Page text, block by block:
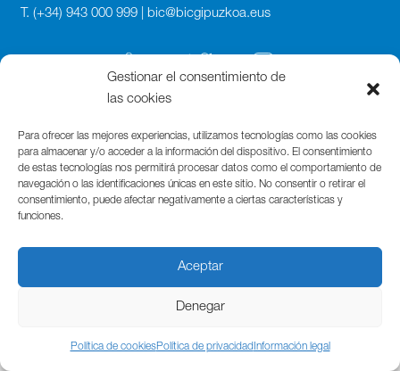
Gestionar el consentimiento de
las cookies
Para ofrecer las mejores experiencias, utilizamos tecnologías como las cookies
para almacenar y/o acceder a la información del dispositivo. El consentimiento
de estas tecnologías nos permitirá procesar datos como el comportamiento de
navegación o las identificaciones únicas en este sitio. No consentir o retirar el
consentimiento, puede afectar negativamente a ciertas características y
funciones.
Aceptar
Denegar
Política de cookiesPolítica de privacidad Información legal
T. (+34) 943 000 999 | bic@bicgipuzkoa.eus